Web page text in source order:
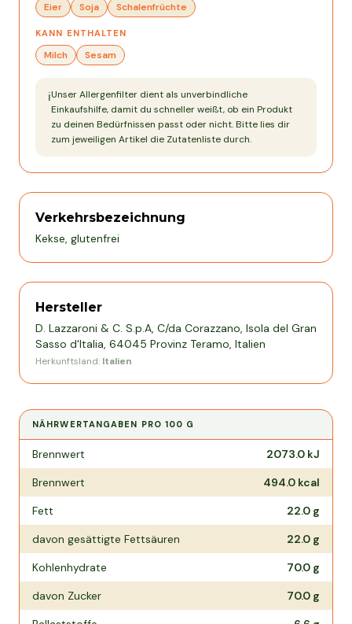
Eier Soja Schalenfrüchte
KANN ENTHALTEN
Milch Sesam
ℹ️Unser Allergenfilter dient als unverbindliche
Einkaufshilfe, damit du schneller weißt, ob ein Produkt
zu deinen Bedürfnissen passt oder nicht. Bitte lies dir
zum jeweiligen Artikel die Zutatenliste durch.
Verkehrsbezeichnung
Kekse, glutenfrei
Hersteller
D. Lazzaroni & C. S.p.A, C/da Corazzano, Isola del Gran
Sasso d'Italia, 64045 Provinz Teramo, Italien
Herkunftsland: Italien
NÄHRWERTANGABEN PRO100 G
Nährwertangaben pro
Brennwert 2073.0 kJ
Brennwert
494.0 kcal
Fett
22.0 g
davon gesättigte Fettsäuren
22.0 g
Kohlenhydrate
70.0 g
davon Zucker
70.0 g